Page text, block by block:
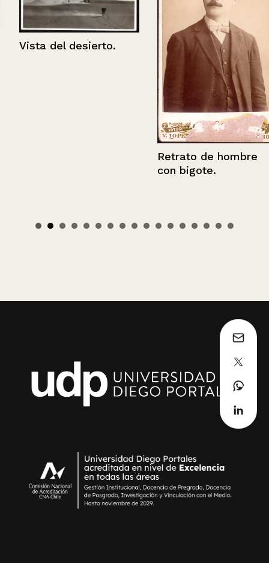
Vista del desierto.
Retrato de hombre
con bigote.